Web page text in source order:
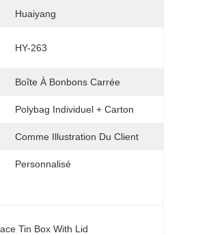
Huaiyang
HY-263
Boîte À Bonbons Carrée
Polybag Individuel + Carton
Comme Illustration Du Client
Personnalisé
Tin Box With Lid